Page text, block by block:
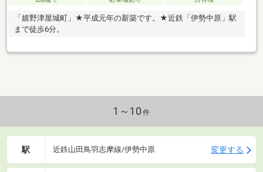
「嬉野津屋城町」★平成元年の新築です。★近鉄「伊勢中原」駅
まで徒歩6分。
1～10 件
駅 近鉄山田鳥羽志摩線/伊勢中原 変更する